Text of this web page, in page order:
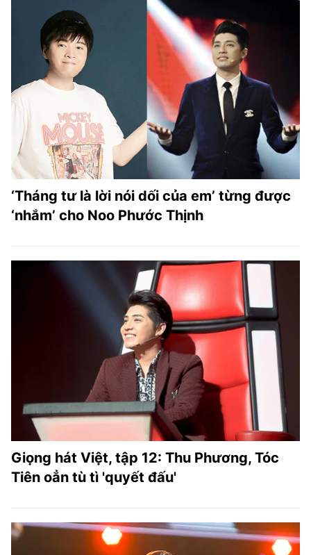
‘Tháng tư là lời nói dối của em’ từng được
‘nhắm’ cho Noo Phước Thịnh
Giọng hát Việt, tập 12: Thu Phương, Tóc
Tiên oẳn tù tì 'quyết đấu'